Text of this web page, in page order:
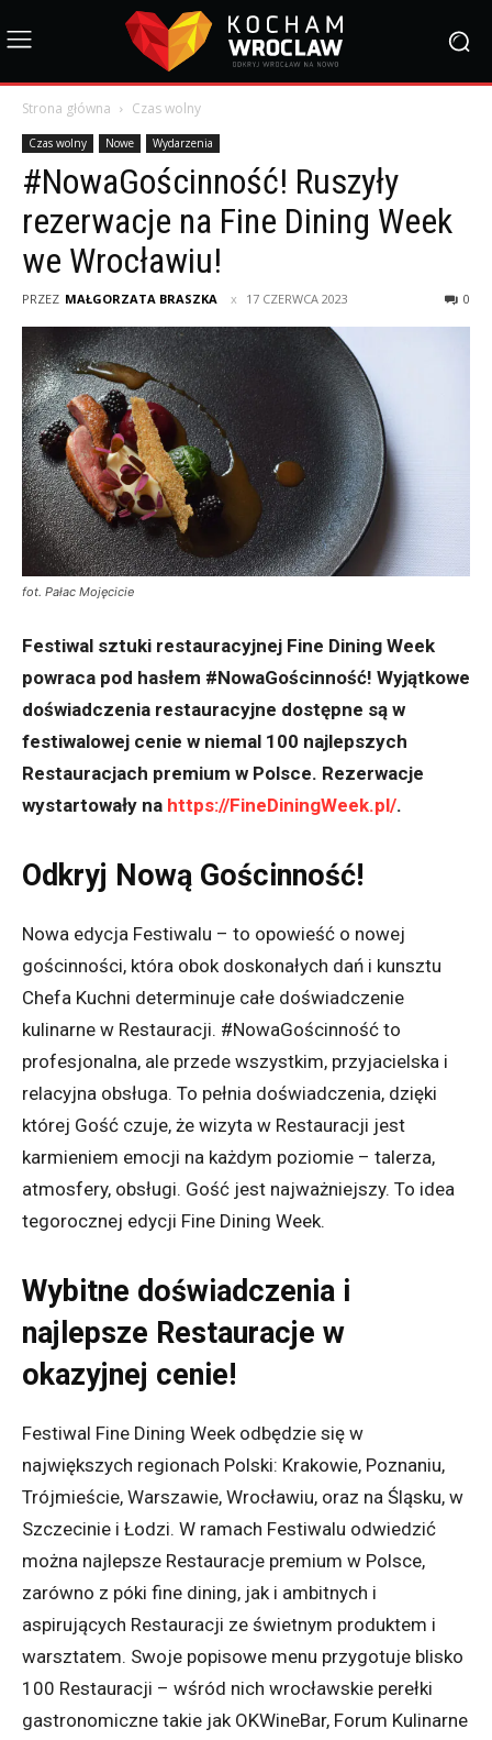
Strona główna Czas wolny
Czas wolny Nowe Wydarzenia
#NowaGościnność! Ruszyły
rezerwacje na Fine Dining Week
we Wrocławiu!
PRZEZ MAŁGORZATA BRASZKA 17 CZERWCA 2023 0
fot. Pałac Mojęcicie
Festiwal sztuki restauracyjnej Fine Dining Week
powraca pod hasłem #NowaGościnność! Wyjątkowe
doświadczenia restauracyjne dostępne są w
festiwalowej cenie w niemal 100 najlepszych
Restauracjach premium w Polsce. Rezerwacje
wystartowały na https://FineDiningWeek.pl/.
Odkryj Nową Gościnność!
Nowa edycja Festiwalu – to opowieść o nowej
gościnności, która obok doskonałych dań i kunsztu
Chefa Kuchni determinuje całe doświadczenie
kulinarne w Restauracji. #NowaGościnność to
profesjonalna, ale przede wszystkim, przyjacielska i
relacyjna obsługa. To pełnia doświadczenia, dzięki
której Gość czuje, że wizyta w Restauracji jest
karmieniem emocji na każdym poziomie – talerza,
atmosfery, obsługi. Gość jest najważniejszy. To idea
tegorocznej edycji Fine Dining Week.
Wybitne doświadczenia i
najlepsze Restauracje w
okazyjnej cenie!
Festiwal Fine Dining Week odbędzie się w
największych regionach Polski: Krakowie, Poznaniu,
Trójmieście, Warszawie, Wrocławiu, oraz na Śląsku, w
Szczecinie i Łodzi. W ramach Festiwalu odwiedzić
można najlepsze Restauracje premium w Polsce,
zarówno z póki fine dining, jak i ambitnych i
aspirujących Restauracji ze świetnym produktem i
warsztatem. Swoje popisowe menu przygotuje blisko
100 Restauracji – wśród nich wrocławskie perełki
gastronomiczne takie jak OKWineBar, Forum Kulinarne